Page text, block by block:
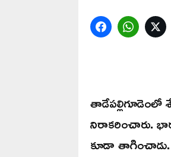
Facebook
తాడేపల్లిగూడెంలో
నిరాకరించారు.
కూడా